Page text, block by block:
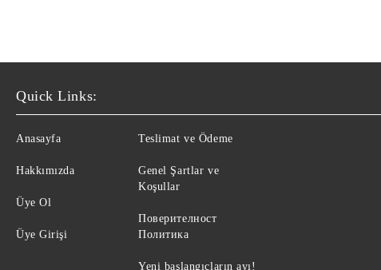
Quick Links:
Anasayfa
Hakkımızda
Üye Ol
Üye Girişi
Teslimat ve Ödeme
Genel Şartlar ve
Koşullar
Поверителност
Политика
Yeni başlangıçların ayı!